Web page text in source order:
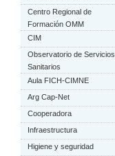
Centro Regional de
Formación OMM
CIM
Observatorio de Servicios
Sanitarios
Aula FICH-CIMNE
Arg Cap-Net
Cooperadora
Infraestructura
Higiene y seguridad